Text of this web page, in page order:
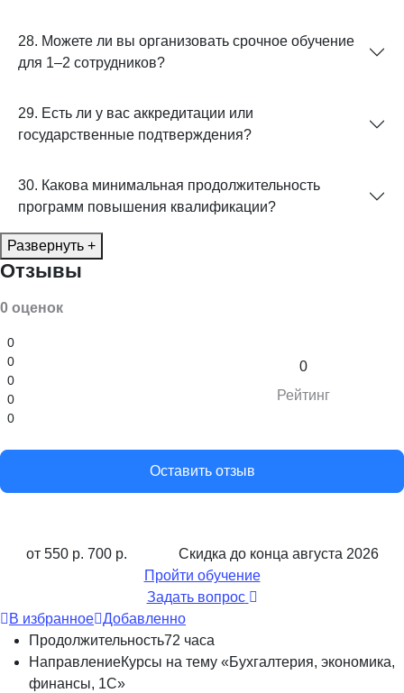
28. Можете ли вы организовать срочное обучение
для 1–2 сотрудников?
29. Есть ли у вас аккредитации или
государственные подтверждения?
30. Какова минимальная продолжительность
программ повышения квалификации?
Развернуть +
Отзывы
0 оценок
0
0
0
0
0
0
Рейтинг
Оставить отзыв
от 550 р. 700 р. Скидка до конца августа 2026
Пройти обучение
Задать вопрос
В избранное Добавленно
Продолжительность72 часа
НаправлениеКурсы на тему «Бухгалтерия, экономика,
финансы, 1С»